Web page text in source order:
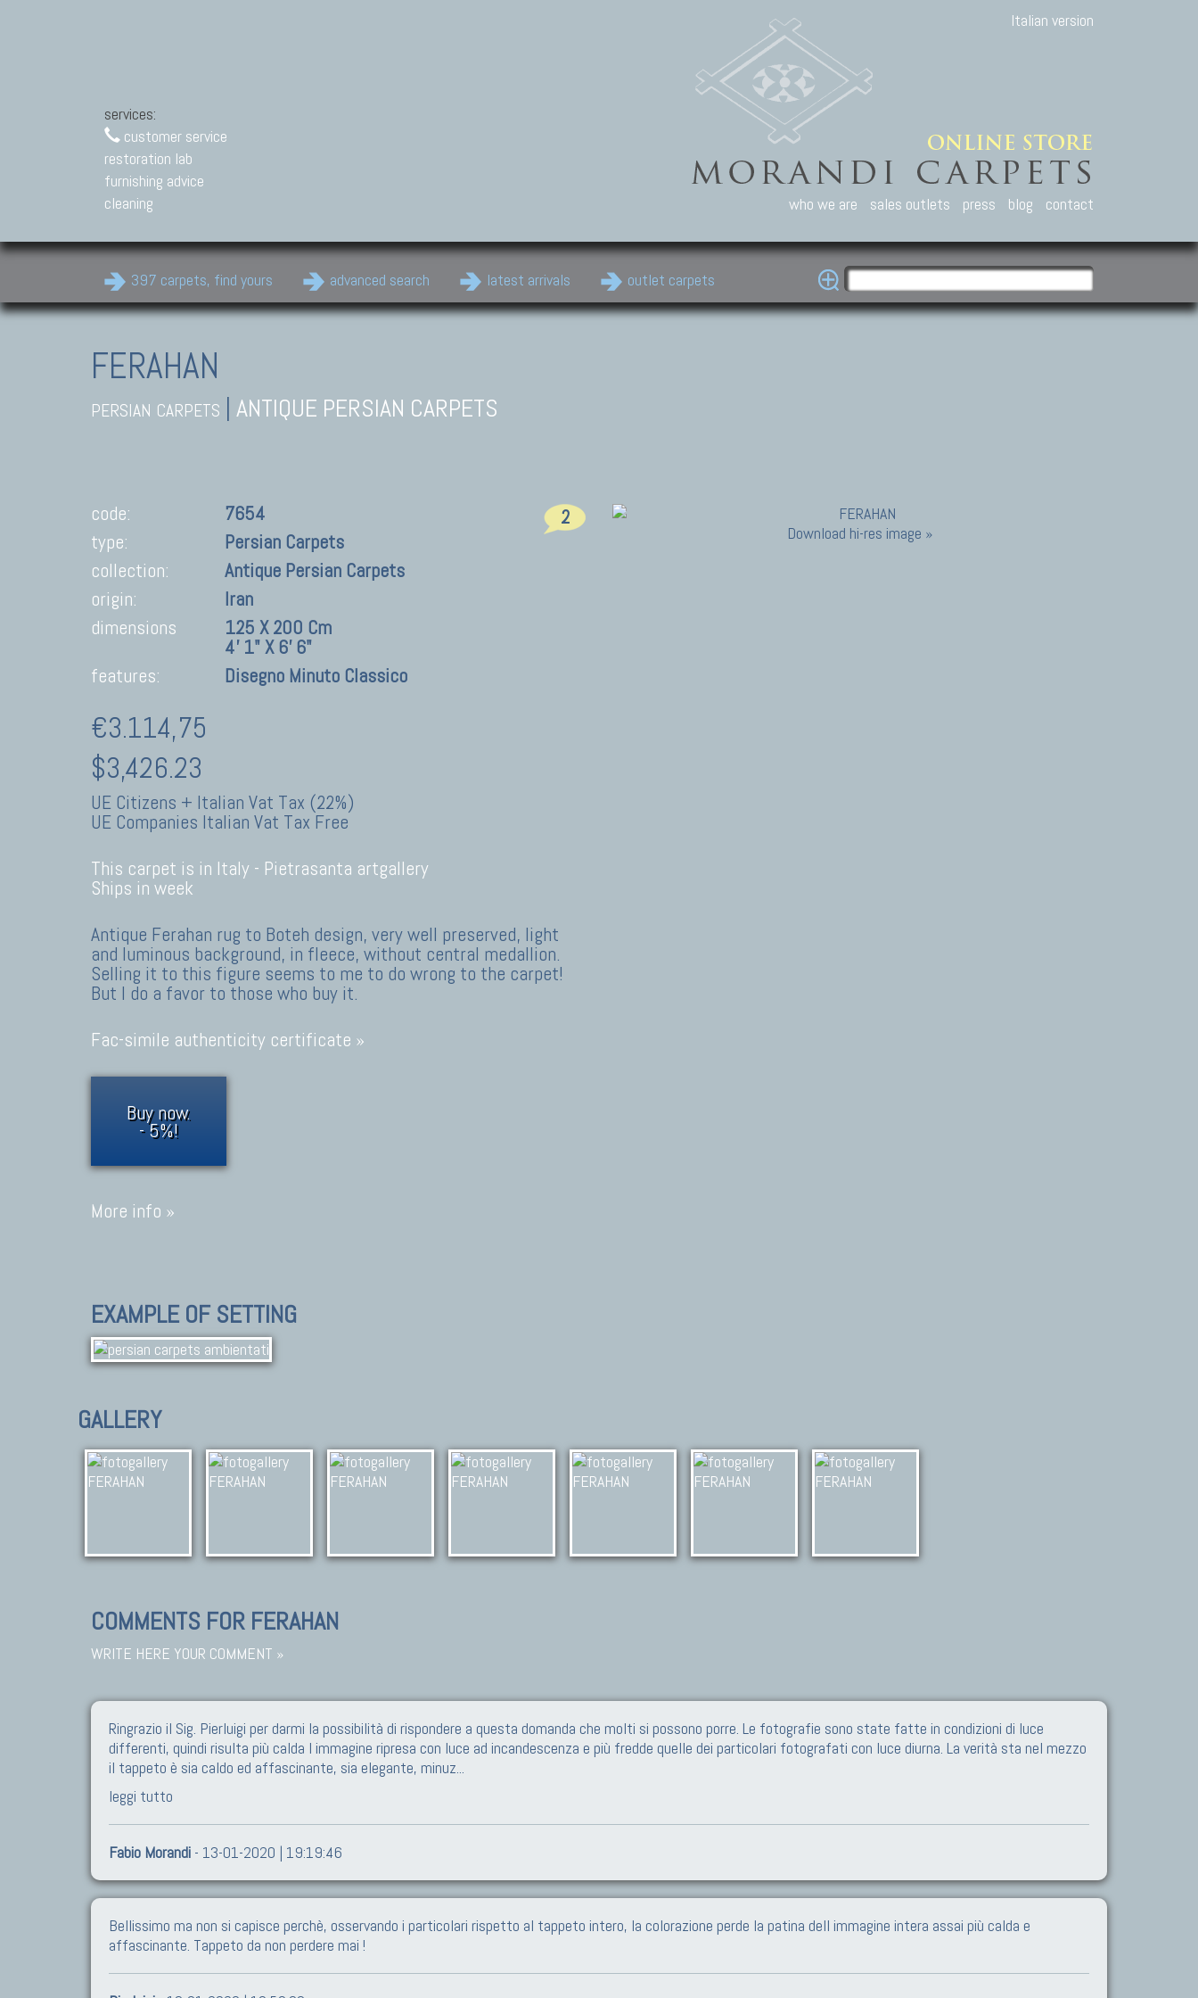
services:
customer service
restoration lab
furnishing advice
cleaning
Italian version
who we are sales outlets press blog contact
397 carpets, find yours advanced search latest arrivals outlet carpets
FERAHAN
PERSIAN CARPETS ANTIQUE PERSIAN CARPETS
Download hi-res image »
2
code:
7654
type:
Persian Carpets
collection:
Antique Persian Carpets
origin:
Iran
dimensions
125 X 200 Cm
4' 1" X 6' 6"
features:
Disegno Minuto Classico
€3.114,75
$3,426.23
UE Citizens + Italian Vat Tax (22%)
UE Companies Italian Vat Tax Free
This carpet is in Italy - Pietrasanta artgallery
Ships in week
Antique Ferahan rug to Boteh design, very well preserved, light
and luminous background, in fleece, without central medallion.
Selling it to this figure seems to me to do wrong to the carpet!
But I do a favor to those who buy it.
Fac-simile authenticity certificate »
Buy now.
- 5%!
More info »
EXAMPLE OF SETTING
GALLERY
COMMENTS FOR FERAHAN
WRITE HERE YOUR COMMENT »
Ringrazio il Sig. Pierluigi per darmi la possibilità di rispondere a questa domanda che molti si possono porre. Le fotografie sono state fatte in condizioni di luce
differenti, quindi risulta più calda l immagine ripresa con luce ad incandescenza e più fredde quelle dei particolari fotografati con luce diurna. La verità sta nel mezzo
il tappeto è sia caldo ed affascinante, sia elegante, minuz...
leggi tutto
Fabio Morandi - 13-01-2020 | 19:19:46
Bellissimo ma non si capisce perchè, osservando i particolari rispetto al tappeto intero, la colorazione perde la patina dell immagine intera assai più calda e
affascinante. Tappeto da non perdere mai !